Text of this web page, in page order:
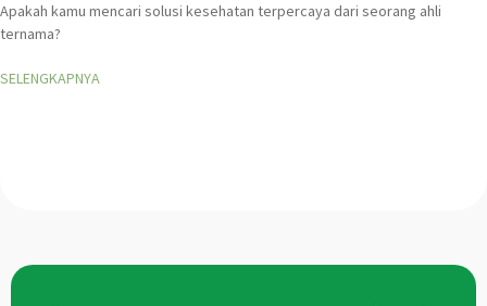
Apakah kamu mencari solusi kesehatan terpercaya dari seorang ahli
ternama?
SELENGKAPNYA